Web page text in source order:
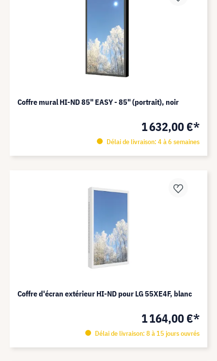
Coffre mural HI-ND 85" EASY - 85" (portrait), noir
1 632,00 €*
Délai de livraison: 4 à 6 semaines
Coffre d'écran extérieur HI-ND pour LG 55XE4F, blanc
1 164,00 €*
Délai de livraison: 8 à 15 jours ouvrés